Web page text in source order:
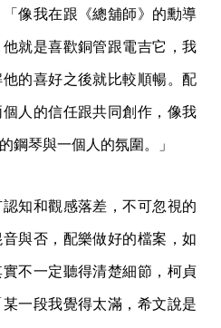
像我在跟《總舖師》的勳導
就是喜歡銅管跟電吉它，我
的喜好之後就比較順暢。配
人的信任跟共同創作，像我
鋼琴與一個人的氛圍。」
知和觀感落差，不可忽視的
與否，配樂做好的檔案，如
不一定聽得清楚細節，柯貞
一段我覺得太滿，希文說是